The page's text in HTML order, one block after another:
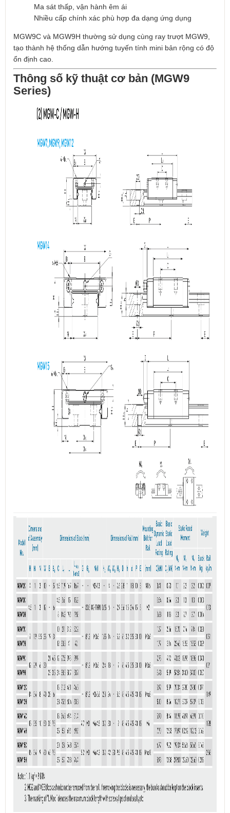
Ma sát thấp, vận hành êm ái
Nhiều cấp chính xác phù hợp đa dạng ứng dụng
MGW9C và MGW9H thường sử dụng cùng ray trượt MGW9,
tạo thành hệ thống dẫn hướng tuyến tính mini bản rộng có độ
ổn định cao.
Thông số kỹ thuật cơ bản (MGW9
Series)